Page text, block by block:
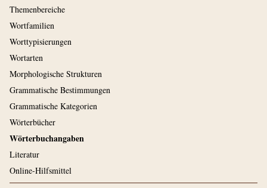
Themenbereiche
Wortfamilien
Worttypisierungen
Wortarten
Morphologische Strukturen
Grammatische Bestimmungen
Grammatische Kategorien
Wörterbücher
Wörterbuchangaben
Literatur
Online-Hilfsmittel